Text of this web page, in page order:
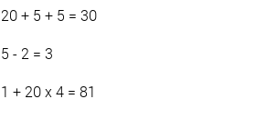
20 + 5 + 5 = 30
5 - 2 = 3
1 + 20 x 4 = 81